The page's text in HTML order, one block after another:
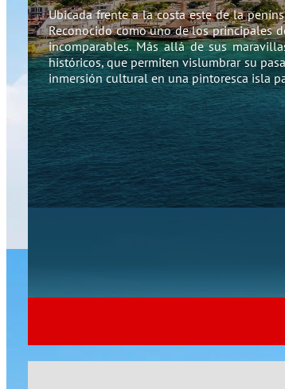
Ubicada frente a la costa este de la
Reconocido como uno de los principales
incomparables. Más allá de sus
históricos, que permiten vislumbrar su
inmersión cultural en una pintoresca isla